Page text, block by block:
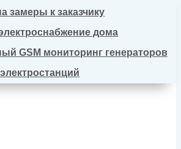
замеры к заказчику
дома
GSM мониторинг генераторов